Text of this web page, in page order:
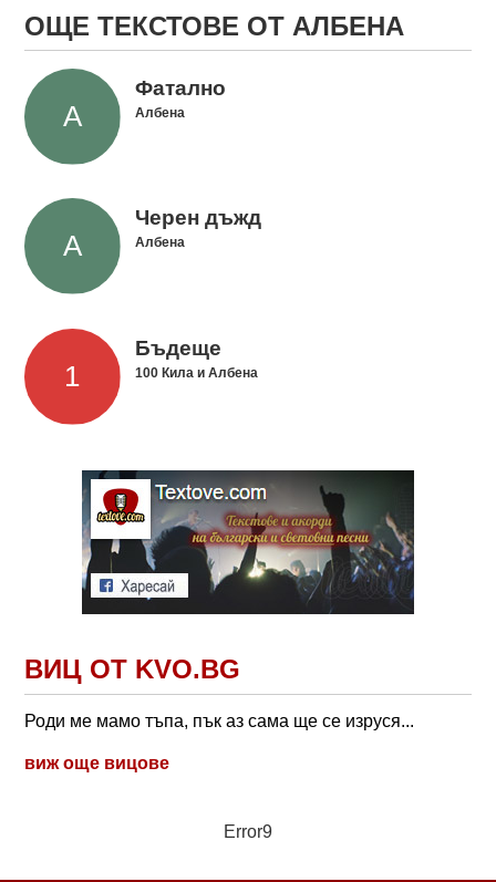
ОЩЕ ТЕКСТОВЕ ОТ АЛБЕНА
Фатално
Албена
Черен дъжд
Албена
Бъдеще
100 Кила и Албена
ВИЦ ОТ KVO.BG
Роди ме мамо тъпа, пък аз сама ще се изруся...
виж още вицове
Error9